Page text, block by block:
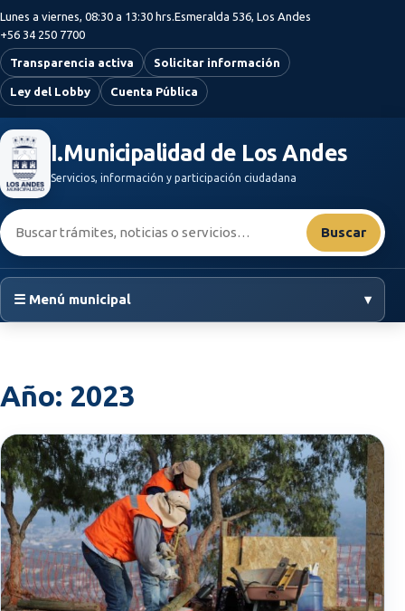
Saltar al contenido principal
Lunes a viernes, 08:30 a 13:30 hrs.Esmeralda 536, Los Andes
+56 34 250 7700
Transparencia activa Solicitar información
Ley del Lobby Cuenta Pública
I.Municipalidad de Los Andes
Servicios, información y participación ciudadana
Buscar:
Buscar
☰ Menú municipal ▾
Año: 2023